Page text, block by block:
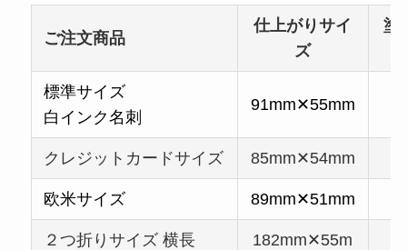
ご注文商品
仕上がりサイ
ズ
塗
標準サイズ
白インク名刺
91mm✕55mm
クレジットカードサイズ 85mm✕54mm
欧米サイズ 89mm✕51mm
２つ折りサイズ 横長
182mm✕55m